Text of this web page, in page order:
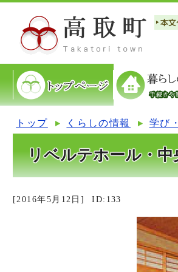
トップ くらしの情報 学び
リベルテホール・
[2016年5月12日] ID:133